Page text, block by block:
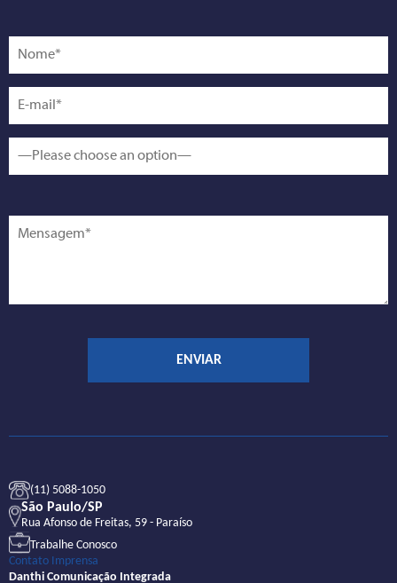
(11) 5088-1050
São Paulo/SP
Rua Afonso de Freitas, 59 - Paraíso
Trabalhe Conosco
Contato Imprensa
Danthi Comunicação Integrada